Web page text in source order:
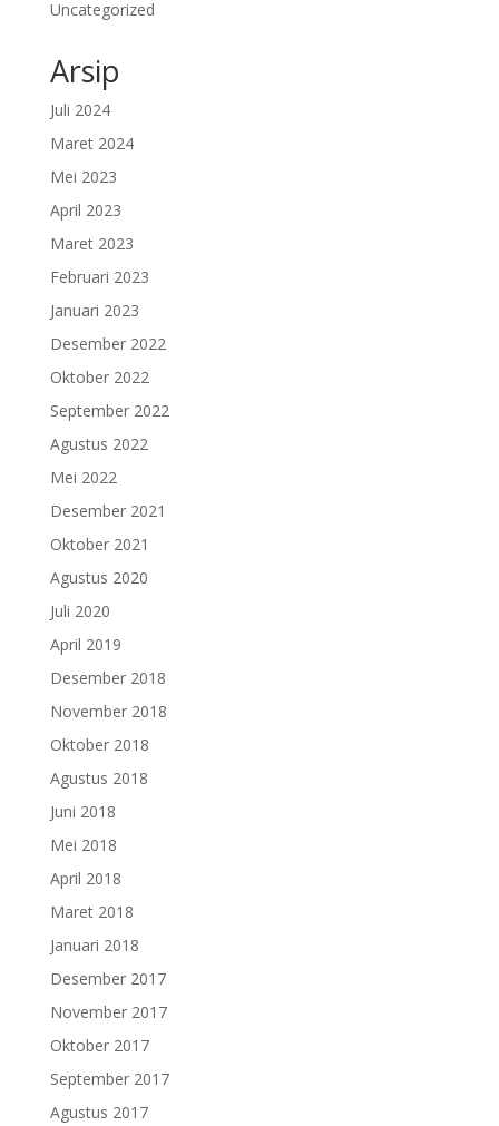
Uncategorized
Arsip
Juli 2024
Maret 2024
Mei 2023
April 2023
Maret 2023
Februari 2023
Januari 2023
Desember 2022
Oktober 2022
September 2022
Agustus 2022
Mei 2022
Desember 2021
Oktober 2021
Agustus 2020
Juli 2020
April 2019
Desember 2018
November 2018
Oktober 2018
Agustus 2018
Juni 2018
Mei 2018
April 2018
Maret 2018
Januari 2018
Desember 2017
November 2017
Oktober 2017
September 2017
Agustus 2017